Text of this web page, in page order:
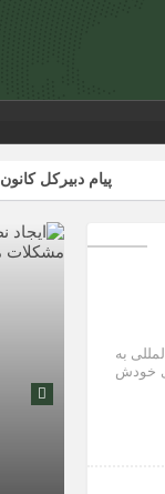
پیام دبیرکل کانون
به
خودش